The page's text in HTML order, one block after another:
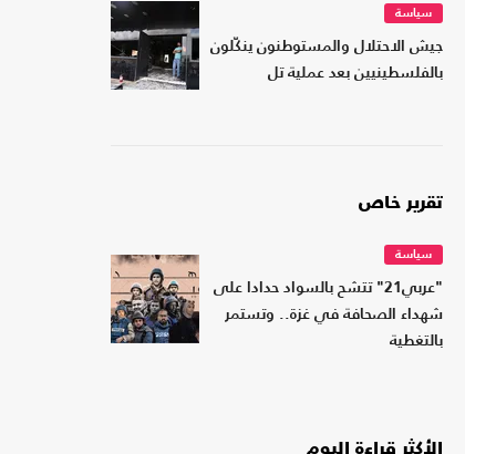
سياسة
جيش الاحتلال والمستوطنون ينكّلون
بالفلسطينيين بعد عملية تل
تقرير خاص
سياسة
"عربي21" تتشح بالسواد حدادا على
شهداء الصحافة في غزة.. وتستمر
بالتغطية
الأكثر قراءة اليوم